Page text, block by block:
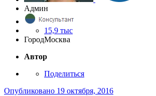
Админ
15,9 тыс
ГородМосква
Автор
Поделиться
Опубликовано 19 октября, 2016